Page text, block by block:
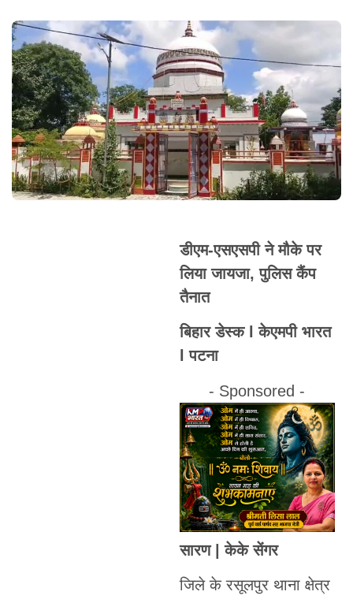
डीएम-एसएसपी ने मौके पर
लिया जायजा, पुलिस कैंप
तैनात
बिहार डेस्क l केएमपी भारत
l पटना
- Sponsored -
सारण | केके सेंगर
जिले के रसूलपुर थाना क्षेत्र